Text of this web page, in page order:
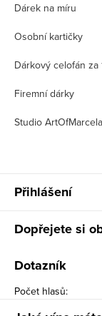
Dárek na míru
Osobní kartičky
Dárkový celofán za
Firemní dárky
Studio ArtOfMarcela
Přihlášení
Dopřejete si
Dotazník
Počet hlasů: